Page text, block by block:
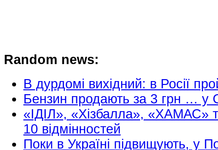
Random news:
В дурдомі вихідний: в Росії
Бензин продають за 3 грн …
«ІДІЛ», «Хізбалла»,
10 відмінностей
Поки в Україні підвищують, у